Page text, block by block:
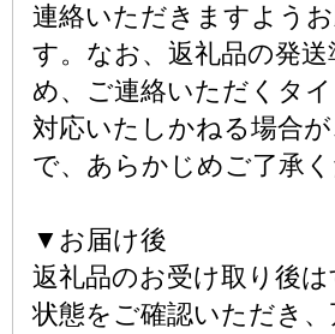
連絡いただきますよう
す。なお、返礼品の発送
め、ご連絡いただくタ
対応いたしかねる場合
で、あらかじめご了承く
▼お届け後
返礼品のお受け取り後
状態をご確認いただき